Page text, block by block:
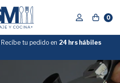
0
GRATIS
SOBRE
Recíbe tu pedido en 24 hrs hábiles